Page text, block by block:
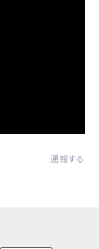
通報する